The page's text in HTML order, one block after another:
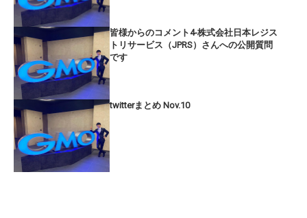
皆様からのコメント4-株式会社日本レジス
トリサービス（JPRS）さんへの公開質問
です
twitterまとめ Nov.10